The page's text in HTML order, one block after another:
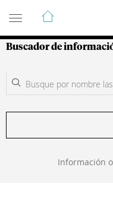
Guía de
Buscador de
Información